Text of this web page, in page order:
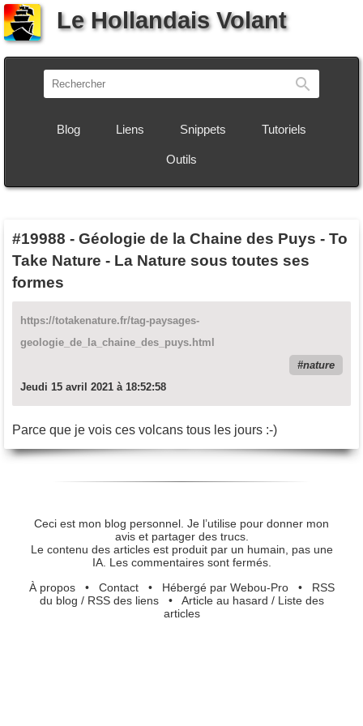
Le Hollandais Volant
Blog Liens Snippets Tutoriels
Outils
#19988 - Géologie de la Chaine des Puys - To
Take Nature - La Nature sous toutes ses
formes
https://totakenature.fr/tag-paysages-
geologie_de_la_chaine_des_puys.html
nature
Jeudi 15 avril 2021 à 18:52:58
Parce que je vois ces volcans tous les jours :-)
Ceci est mon blog personnel. Je l’utilise pour donner mon
avis et partager des trucs.
Le contenu des articles est produit par un humain, pas une
IA. Les commentaires sont fermés.
À propos• Contact• Hébergé par Webou-Pro• RSS
du blog / RSS des liens• Article au hasard / Liste des
articles